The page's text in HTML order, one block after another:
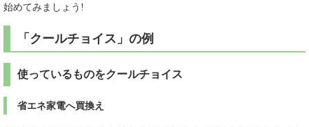
始めてみましょう!
「クールチョイス」の例
使っているものをクールチョイス
省エネ家電へ買換え